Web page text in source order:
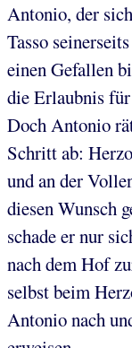
Antonio, der
Tasso
einen Gefallen
die Erlaubnis
Doch Antonio
Schritt ab:
und an der
diesen Wunsch
schade er nur
nach dem Hof
selbst beim
Antonio nach